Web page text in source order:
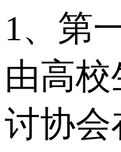
1、第
由高
讨协会